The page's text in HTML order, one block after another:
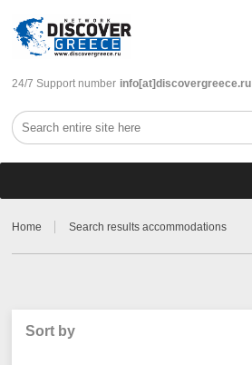
24/7 Support number info[at]discovergreece.ru
Home Search results accommodations
Sort by